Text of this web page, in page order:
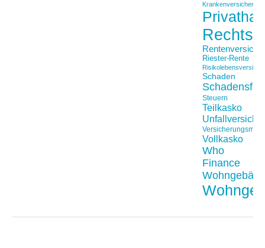
Krankenversicherung
Riester-Rente
Schaden
Steuern
Teilkasko
Vollkasko
Who
Finance